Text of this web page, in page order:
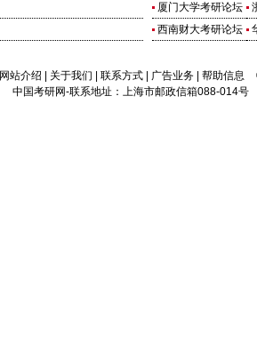
厦门大学考研论坛
西南财大考研论坛
网站介绍 关于我们 联系方式 广告业务 帮助信息
中国考研网-联系地址：上海市邮政信箱088-014